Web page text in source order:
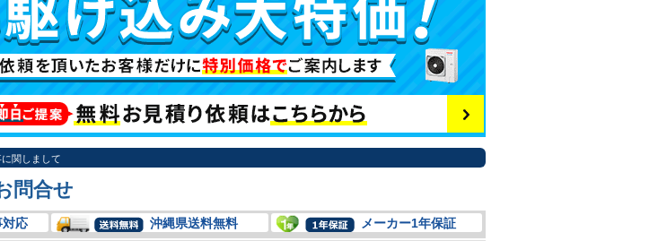
関しまして
問合せ
対応 沖縄県送料無料 メーカー1年保証